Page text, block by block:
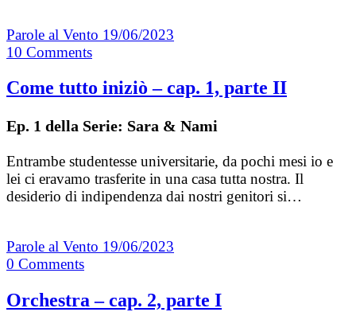
Parole al Vento 19/06/2023
10 Comments
Come tutto iniziò – cap. 1, parte II
Ep. 1 della Serie: Sara & Nami
Entrambe studentesse universitarie, da pochi mesi io e
lei ci eravamo trasferite in una casa tutta nostra. Il
desiderio di indipendenza dai nostri genitori si…
Parole al Vento 19/06/2023
0 Comments
Orchestra – cap. 2, parte I